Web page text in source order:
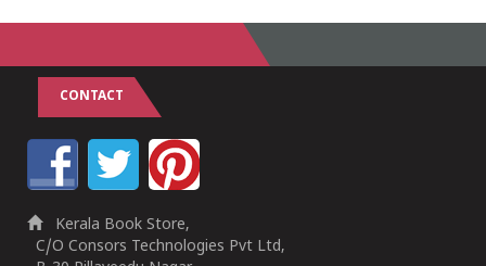
CONTACT
Kerala Book Store,
C/O Consors Technologies Pvt Ltd,